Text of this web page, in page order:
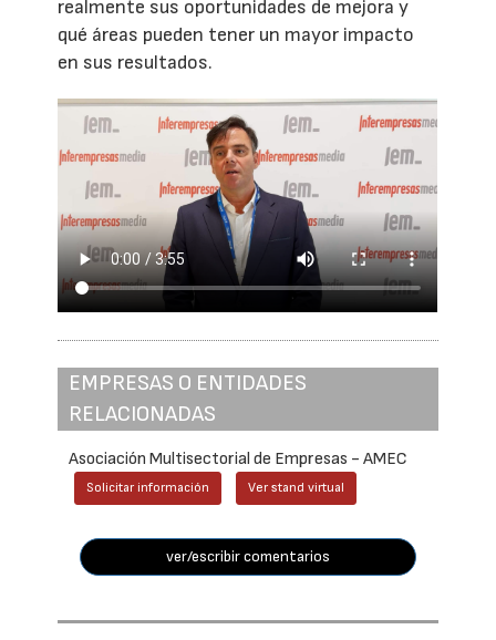
realmente sus oportunidades de mejora y
qué áreas pueden tener un mayor impacto
en sus resultados.
EMPRESAS O ENTIDADES
RELACIONADAS
Asociación Multisectorial de Empresas - AMEC
Solicitar información Ver stand virtual
ver/escribir comentarios